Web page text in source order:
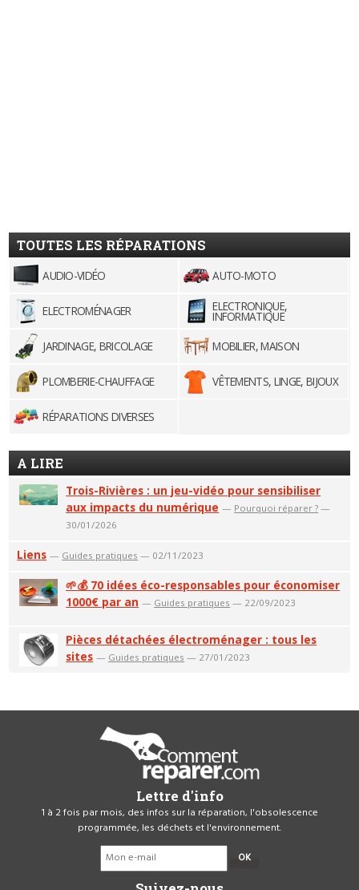
TOUTES LES RÉPARATIONS
AUDIO-VIDÉO AUTO-MOTO
ELECTROMÉNAGER ELECTRONIQUE,
INFORMATIQUE
JARDINAGE, BRICOLAGE
MOBILIER, MAISON
PLOMBERIE-CHAUFFAGE VÊTEMENTS, LINGE, BIJOUX
RÉPARATIONS DIVERSES
A LIRE
Trois-Rivières : un jeu-vidéo pour sensibiliser
aux impacts du numérique — Pourquoi réparer ? —
30/01/2026
Liens — Guides pratiques — 02/11/2023
🌱💰 70 idées éco-responsables pour économiser
1000€ par an — Guides pratiques — 22/09/2023
Pièces détachées électroménager : tous les
sites — Guides pratiques — 27/01/2023
Lettre d'info
1 à 2 fois par mois, des infos sur la réparation, l'obsolescence
programmée, les déchets et l'environnement.
OK